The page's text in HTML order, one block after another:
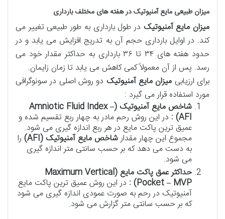
میزان طبیعی مایع آمنیوتیک در هفته های مختلف بارداری
میزان مایع آمنیوتیک در طول بارداری به طور طبیعی تغییر می
کند. در اوایل بارداری حجم آن به تدریج افزایش می یابد و در
حدود هفته های ۳۴ تا ۳۶ بارداری به حداکثر مقدار خود می
رسد. پس از آن معمولاً کمی کاهش می یابد تا زمان زایمان.
برای ارزیابی میزان مایع آمنیوتیک دو روش اصلی در سونوگرافی
مورد استفاده قرار می گیرد :
شاخص مایع آمنیوتیک (Amniotic Fluid Index –
AFI)
: در این روش رحم مادر به چهار ربع تقسیم شده و
عمیق ترین پاکت مایع در هر ربع اندازه گیری می شود.
مجموع این چهار مقدارشاخص مایع آمنیوتیک (AFI) را
به دست می دهد که بر حسب سانتی متر اندازه گیری
می شود.
حداکثر عمق پاکت مایع (Maximum Vertical
Pocket – MVP)
: در این روش عمیق ترین پاکت مایع
آمنیوتیک در رحم به صورت عمودی اندازه گیری می شود
که بر حسب سانتی متر گزارش می شود.